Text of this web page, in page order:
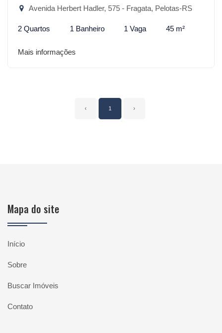
Avenida Herbert Hadler, 575 - Fragata, Pelotas-RS
2 Quartos 1 Banheiro 1 Vaga 45 m²
Mais informações
‹ 1 ›
Mapa do site
Início
Sobre
Buscar Imóveis
Contato